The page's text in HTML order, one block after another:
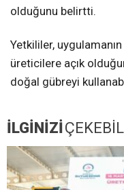
olduğunu belirtti.
Yetkililer,
üreticilere açık
doğal gübreyi
İLGİNİZİ